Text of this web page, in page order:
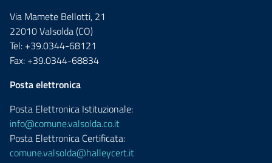
Via Mamete Bellotti, 21
22010 Valsolda (CO)
Tel: +39.0344-68121
Fax: +39.0344-68834
Posta elettronica
Posta Elettronica Istituzionale:
info@comune.valsolda.co.it
Posta Elettronica Certificata:
comune.valsolda@halleycert.it